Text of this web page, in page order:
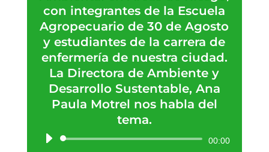
con integrantes de la Escuela
Agropecuario de 30 de Agosto
y estudiantes de la carrera de
enfermería de nuestra ciudad.
La Directora de Ambiente y
Desarrollo Sustentable, Ana
Paula Motrel nos habla del
tema.
Reproductor
00:00